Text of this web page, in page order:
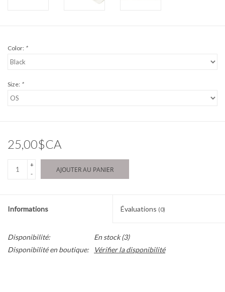
Color: *
Size: *
25,00$CA
+
-
AJOUTER AU PANIER
Informations Évaluations (0)
Disponibilité: En stock(3)
Disponibilité en boutique:
Vérifier la disponibilité